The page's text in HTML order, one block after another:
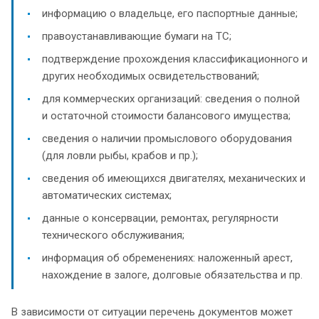
информацию о владельце, его паспортные данные;
правоустанавливающие бумаги на ТС;
подтверждение прохождения классификационного и
других необходимых освидетельствований;
для коммерческих организаций: сведения о полной
и остаточной стоимости балансового имущества;
сведения о наличии промыслового оборудования
(для ловли рыбы, крабов и пр.);
сведения об имеющихся двигателях, механических и
автоматических системах;
данные о консервации, ремонтах, регулярности
технического обслуживания;
информация об обременениях: наложенный арест,
нахождение в залоге, долговые обязательства и пр.
В зависимости от ситуации перечень документов может